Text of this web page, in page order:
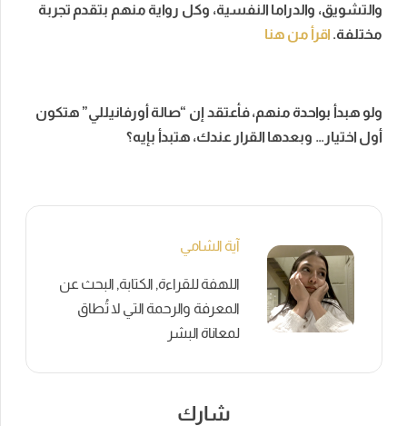
والتشويق، والدراما النفسية، وكل رواية منهم بتقدم تجربة
مختلفة. اقرأ من هنا
ولو هبدأ بواحدة منهم، فأعتقد إن “صالة أورفانيللي” هتكون
أول اختيار… وبعدها القرار عندك، هتبدأ بإيه؟
آية الشامي
اللهفة للقراءة, الكتابة, البحث عن
المعرفة والرحمة التي لا تُطاق
لمعاناة البشر
شارك